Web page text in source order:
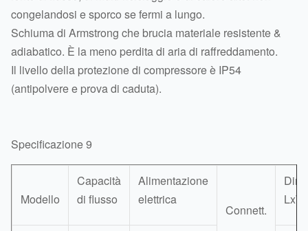
congelandosi e sporco se fermi a lungo.
Schiuma di Armstrong che brucia materiale resistente &
adiabatico. È la meno perdita di aria di raffreddamento.
Il livello della protezione di compressore è IP54
(antipolvere e prova di caduta).
Specificazione 9
Modello
Capacità
di flusso
Alimentazione
elettrica
Connett.